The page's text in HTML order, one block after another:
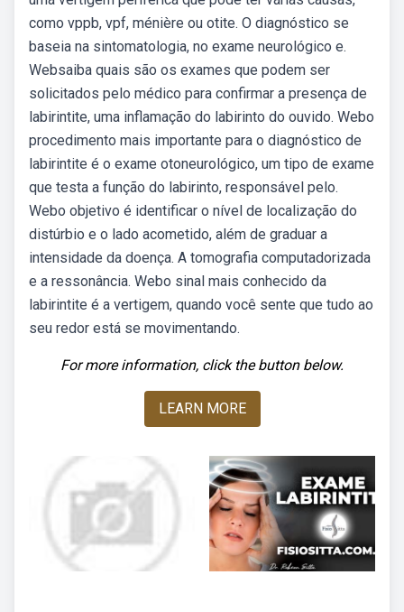
como vppb, vpf, ménière ou otite. O diagnóstico se
baseia na sintomatologia, no exame neurológico e.
Websaiba quais são os exames que podem ser
solicitados pelo médico para confirmar a presença de
labirintite, uma inflamação do labirinto do ouvido. Webo
procedimento mais importante para o diagnóstico de
labirintite é o exame otoneurológico, um tipo de exame
que testa a função do labirinto, responsável pelo.
Webo objetivo é identificar o nível de localização do
distúrbio e o lado acometido, além de graduar a
intensidade da doença. A tomografia computadorizada
e a ressonância. Webo sinal mais conhecido da
labirintite é a vertigem, quando você sente que tudo ao
seu redor está se movimentando.
For more information, click the button below.
LEARN MORE